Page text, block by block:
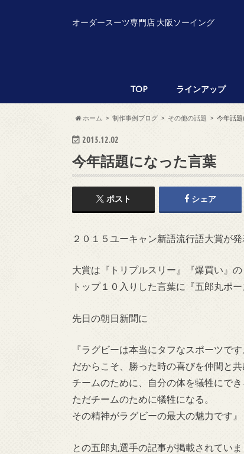
オーダースーツ専門店 大阪ソーイング
TOP ラインアップ
ホーム 制作事例ブログ その他の話題 今年話
2015.12.02
今年話題になった言葉
ポスト シェア
２０１５ユーキャン新語流行語大賞が発
大賞は『トリプルスリー』『爆買い』の
トップ１０入りした言葉に『五郎丸ポ
先日の朝日新聞に
『ラグビーは本当にタフなスポーツで
だからこそ、勝った時の喜びを仲間と
チームのために、自分の体を犠牲にで
ただチームのために犠牲になる。
その精神がラグビーの最大の魅力です』
との五郎丸選手の記事が掲載されていま